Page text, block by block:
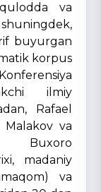
va
buyurgan
korpus
ilmiy
Rafael
Malakov va
Buxoro
madaniy
va